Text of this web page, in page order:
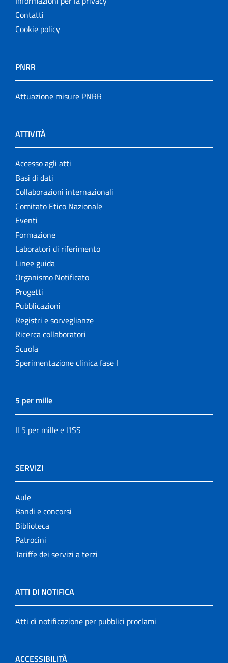
Contatti
Cookie policy
PNRR
Attuazione misure PNRR
ATTIVITÀ
Accesso agli atti
Basi di dati
Collaborazioni internazionali
Comitato Etico Nazionale
Eventi
Formazione
Laboratori di riferimento
Linee guida
Organismo Notificato
Progetti
Pubblicazioni
Registri e sorveglianze
Ricerca collaboratori
Scuola
Sperimentazione clinica fase I
5 per mille
Il 5 per mille e l'ISS
SERVIZI
Aule
Bandi e concorsi
Biblioteca
Patrocini
Tariffe dei servizi a terzi
ATTI DI NOTIFICA
Atti di notificazione per pubblici proclami
ACCESSIBILITÀ